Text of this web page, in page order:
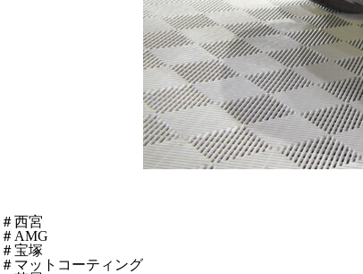
＃西宮
＃AMG
＃宝塚
＃マットコーティング